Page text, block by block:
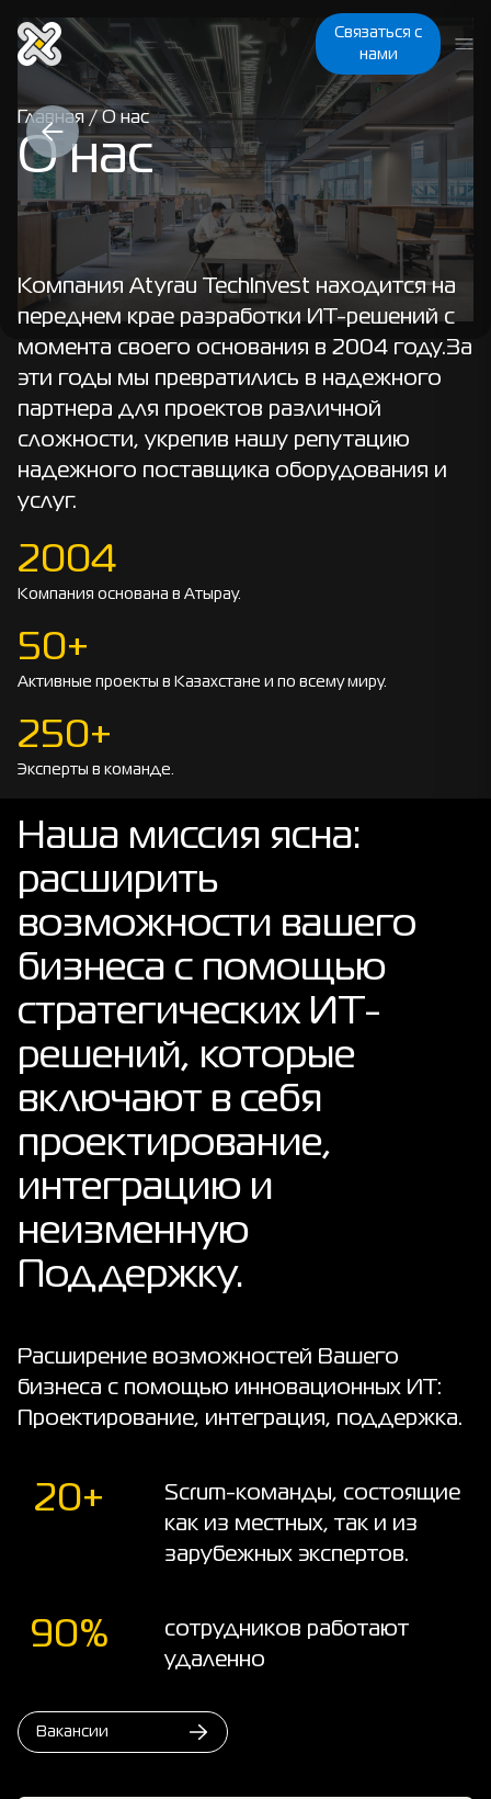
Связаться с
нами
Главная / О нас
О нас
Компания Atyrau TechInvest находится на
переднем крае разработки ИТ-решений с
момента своего основания в 2004 году.За
эти годы мы превратились в надежного
партнера для проектов различной
сложности, укрепив нашу репутацию
надежного поставщика оборудования и
услуг.
2004
Компания основана в Атырау.
50+
Активные проекты в Казахстане и по всему миру.
250+
Эксперты в команде.
Наша миссия ясна:
расширить
возможности вашего
бизнеса с помощью
стратегических ИТ-
решений, которые
включают в себя
проектирование,
интеграцию и
неизменную
Поддержку.
Расширение возможностей Вашего
бизнеса с помощью инновационных ИТ:
Проектирование, интеграция, поддержка.
20+
Scrum-команды, состоящие
как из местных, так и из
зарубежных экспертов.
90%
сотрудников работают
удаленно
Вакансии